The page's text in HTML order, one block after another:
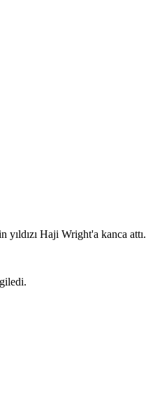
Haji Wright'a kanca attı.